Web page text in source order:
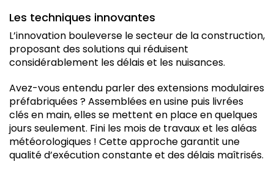
Les techniques innovantes
L’innovation bouleverse le secteur de la construction,
proposant des solutions qui réduisent
considérablement les délais et les nuisances.
Avez-vous entendu parler des extensions modulaires
préfabriquées ? Assemblées en usine puis livrées
clés en main, elles se mettent en place en quelques
jours seulement. Fini les mois de travaux et les aléas
météorologiques ! Cette approche garantit une
qualité d’exécution constante et des délais maîtrisés.